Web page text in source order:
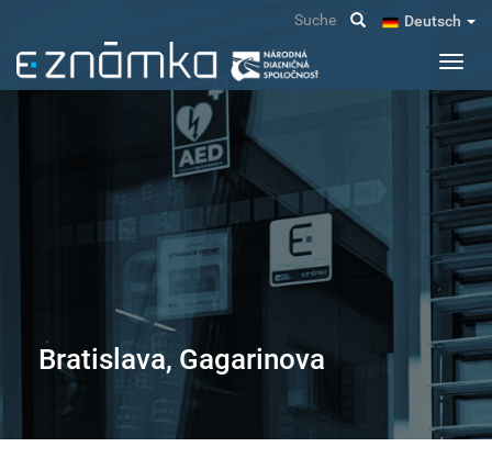
Inhalt
Deutsch
Suche
Bratislava, Gagarinova